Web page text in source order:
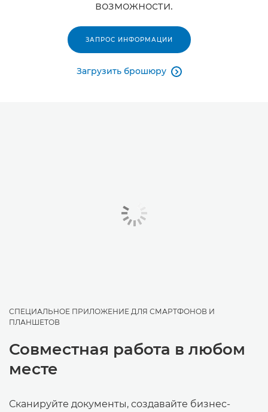
возможности.
ЗАПРОС ИНФОРМАЦИИ
Загрузить брошюру 
СПЕЦИАЛЬНОЕ ПРИЛОЖЕНИЕ ДЛЯ СМАРТФОНОВ И
ПЛАНШЕТОВ
Совместная работа в любом
месте
Сканируйте документы, создавайте бизнес-